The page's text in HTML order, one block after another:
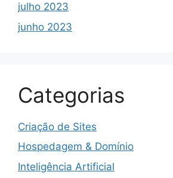
julho 2023
junho 2023
Categorias
Criação de Sites
Hospedagem & Domínio
Inteligência Artificial